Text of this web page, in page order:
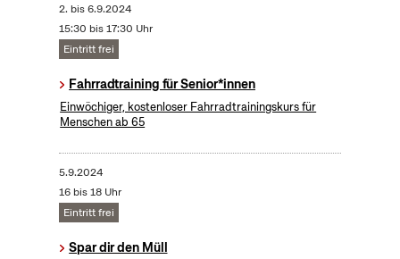
2. bis6.9.2024
15:30 bis 17:30 Uhr
Eintritt frei
Fahrradtraining für Senior*innen
Einwöchiger, kostenloser Fahrradtrainingskurs für
Menschen ab 65
5.9.2024
16 bis 18 Uhr
Eintritt frei
Spar dir den Müll